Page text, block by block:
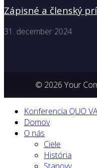
Zápisné a členský
31. december 2024
© 2026 Your
Konferencia QUO
Domov
O nás
Ciele
História